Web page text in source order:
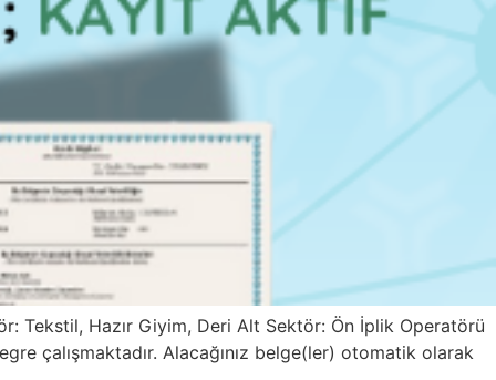
Tekstil, Hazır Giyim, Deri Alt Sektör: Ön İplik Operatörü
çalışmaktadır. Alacağınız belge(ler) otomatik olarak